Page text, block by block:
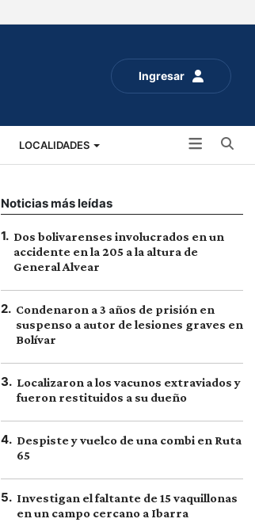
Ingresar
LOCALIDADES
Noticias más leídas
1. Dos bolivarenses involucrados en un
accidente en la 205 a la altura de
General Alvear
2. Condenaron a 3 años de prisión en
suspenso a autor de lesiones graves en
Bolívar
3. Localizaron a los vacunos extraviados y
fueron restituidos a su dueño
4. Despiste y vuelco de una combi en Ruta
65
5. Investigan el faltante de 15 vaquillonas
en un campo cercano a Ibarra